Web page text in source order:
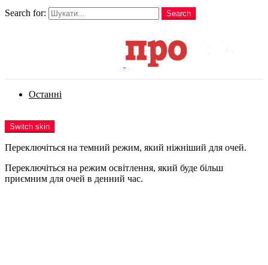
Search for:
Search
Останні
Switch skin
Переключіться на темний режим, який ніжніший для очей.
Переключіться на режим освітлення, який буде більш
приємним для очей в денний час.